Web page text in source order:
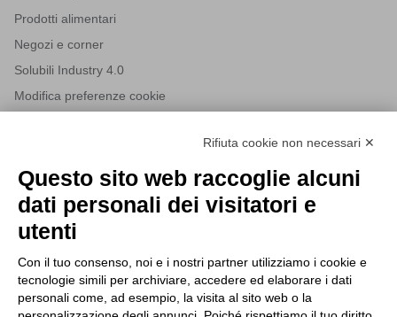
Prodotti alimentari
Negozi e corner
Solubili Industry 4.0
Modifica preferenze cookie
Iscriviti alla nostra newsletter per rimanere sempre aggiornato
sulle novità del mondo HORECA e per ricevere offerte esclusive.
Acconsento al trattamento dei dati personali come specificato
ISCRIVITI ALLA NEWSLETTER
Rifiuta cookie non necessari ✕
Questo sito web raccoglie alcuni
dati personali dei visitatori e
utenti
Con il tuo consenso, noi e i nostri partner utilizziamo i cookie e
tecnologie simili per archiviare, accedere ed elaborare i dati
personali come, ad esempio, la visita al sito web o la